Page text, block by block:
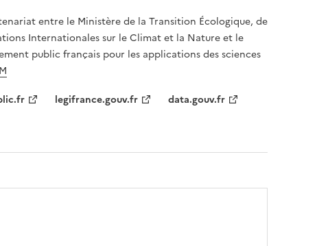
entre le Ministère de la Transition Écologique, de
Internationales sur le Climat et la Nature et le
public français pour les applications des sciences
legifrance.gouv.fr data.gouv.fr